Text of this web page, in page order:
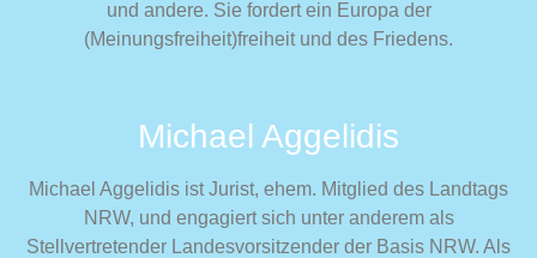
und andere. Sie fordert ein Europa der
(Meinungsfreiheit)freiheit und des Friedens.
Michael Aggelidis
Michael Aggelidis ist Jurist, ehem. Mitglied des Landtags
NRW, und engagiert sich unter anderem als
Stellvertretender Landesvorsitzender der Basis NRW. Als